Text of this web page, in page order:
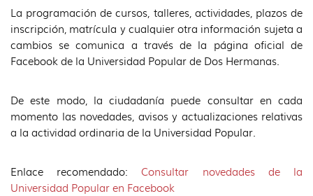
La programación de cursos, talleres, actividades, plazos de
inscripción, matrícula y cualquier otra información sujeta a
cambios se comunica a través de la página oficial de
Facebook de la Universidad Popular de Dos Hermanas.
De este modo, la ciudadanía puede consultar en cada
momento las novedades, avisos y actualizaciones relativas
a la actividad ordinaria de la Universidad Popular.
Enlace recomendado:
Consultar novedades de la
Universidad Popular en Facebook